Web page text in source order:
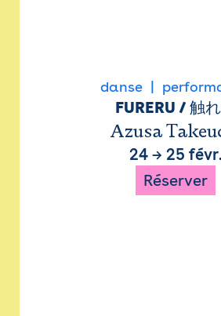
danse
FURERU / 触
Azusa
24→ 25 févr.
Réserver